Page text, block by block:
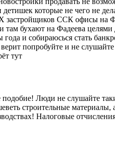
которые не чего не
ССК офисы на
там бухают на Фадеева
и собираюсься стать
попробуйте и не
тут
Люди не слушайте
строительные материалы,
Налоговые